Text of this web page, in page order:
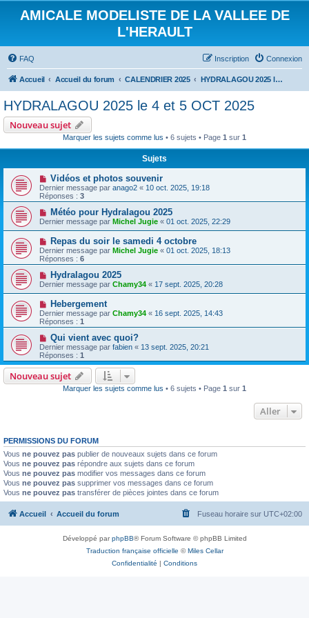
AMICALE MODELISTE DE LA VALLEE DE
L'HERAULT
FAQ Connexion
Inscription
Accueil Accueil du forum CALENDRIER 2025 HYDRALAGOU 2025 le 4 et 5 OCT 2025
HYDRALAGOU 2025 le 4 et 5 OCT 2025
Nouveau sujet
Marquer les sujets comme lus • 6 sujets • Page 1 sur 1
Sujets
Vidéos et photos souvenir
Dernier message par anago2 « 10 oct. 2025, 19:18
Réponses : 3
Météo pour Hydralagou 2025
Dernier message par Michel Jugie « 01 oct. 2025, 22:29
Repas du soir le samedi 4 octobre
Dernier message par Michel Jugie « 01 oct. 2025, 18:13
Réponses : 6
Hydralagou 2025
Dernier message par Chamy34 « 17 sept. 2025, 20:28
Hebergement
Dernier message par Chamy34 « 16 sept. 2025, 14:43
Réponses : 1
Qui vient avec quoi?
Dernier message par fabien « 13 sept. 2025, 20:21
Réponses : 1
Nouveau sujet
Marquer les sujets comme lus • 6 sujets • Page 1 sur 1
Aller
PERMISSIONS DU FORUM
Vous ne pouvez pas publier de nouveaux sujets dans ce forum
Vous ne pouvez pas répondre aux sujets dans ce forum
Vous ne pouvez pas modifier vos messages dans ce forum
Vous ne pouvez pas supprimer vos messages dans ce forum
Vous ne pouvez pas transférer de pièces jointes dans ce forum
Accueil Accueil du forum Fuseau horaire sur UTC+02:00
Développé parphpBB® Forum Software © phpBB Limited
Traduction française officielle ©Miles Cellar
Confidentialité | Conditions